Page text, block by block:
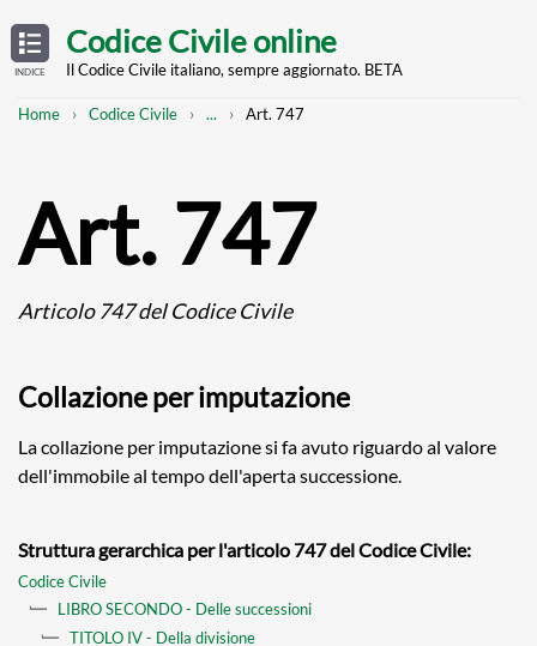
TABLE
OF
CONTENTS
INDICE
main
Codice Civile online
Il Codice Civile italiano, sempre aggiornato. BETA
Breadcrumb
Home Codice Civile
Mostra
... Art. 747
Art. 747
Articolo 747 del Codice Civile
Collazione per imputazione
La collazione per imputazione si fa avuto riguardo al valore
dell'immobile al tempo dell'aperta successione.
Struttura gerarchica per l'articolo 747 del Codice Civile:
Codice Civile
LIBRO SECONDO - Delle successioni
TITOLO IV - Della divisione